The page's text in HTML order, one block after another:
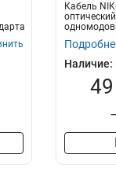
Кабель
G.652.D & G...
Наличие: